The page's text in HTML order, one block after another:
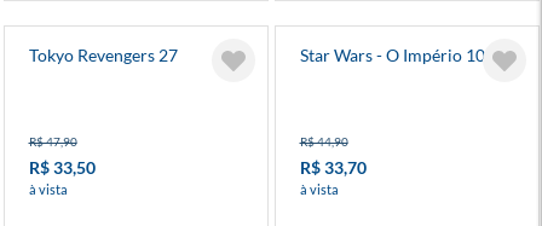
Tokyo Revengers 27
R$ 47,90
R$ 33,50
à vista
Star Wars - O Império 10
R$ 44,90
R$ 33,70
à vista